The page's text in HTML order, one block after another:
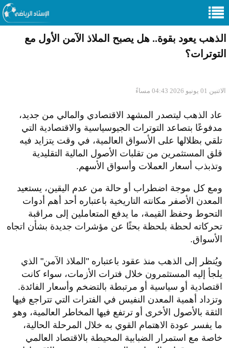
الذهب يعود بقوة.. هل يصبح الملاذ الآمن الأول مع
التوترات؟
الاثنين 01 يونيو 2026 04:43 مساءً
عاد الذهب ليتصدر المشهد الاقتصادي والمالي من جديد،
مدفوعًا بتصاعد التوترات الجيوسياسية والاقتصادية التي
تلقي بظلالها على الأسواق العالمية، في وقت يتزايد فيه
قلق المستثمرين من تقلبات الأصول المالية التقليدية
وتذبذب أسعار العملات وأسواق الأسهم.
ومع كل موجة اضطراب أو حالة من عدم اليقين، يستعيد
المعدن الأصفر مكانته التاريخية باعتباره أحد أهم أدوات
التحوط وحفظ القيمة، ما يدفع المتعاملين إلى مراقبة
تحركاته لحظة بلحظة بحثًا عن مؤشرات جديدة بشأن اتجاه
الأسواق.
ويُنظر إلى الذهب منذ عقود باعتباره "الملاذ الآمن" الذي
يلجأ إليه المستثمرون خلال فترات الأزمات، سواء كانت
اقتصادية أو سياسية أو مرتبطة بالتضخم وأسعار الفائدة.
وتزداد أهمية المعدن النفيس في الفترات التي تتراجع فيها
الثقة بالأصول الأخرى أو ترتفع فيها المخاطر العالمية، وهو
ما يفسر عودة الاهتمام القوي به خلال المرحلة الحالية،
خاصة مع استمرار الضبابية المحيطة بالاقتصاد العالمي